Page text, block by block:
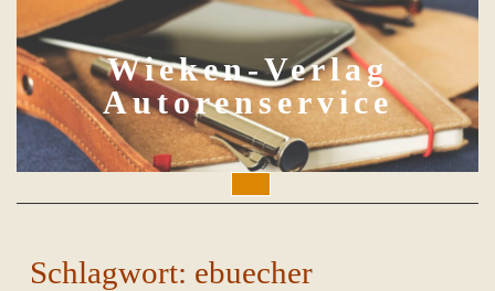
to
content
Wieken-Verlag
Autorenservice
Button
Schlagwort: ebuecher